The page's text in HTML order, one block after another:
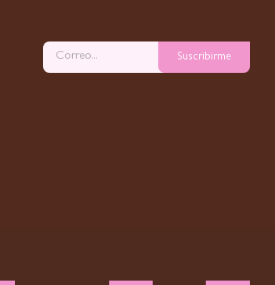
Suscribirme